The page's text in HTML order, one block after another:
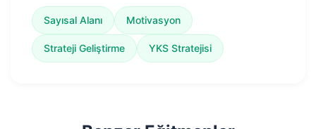
Sayısal Alanı Motivasyon
Strateji Geliştirme YKS Stratejisi